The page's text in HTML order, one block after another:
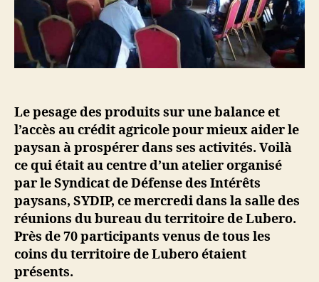
Le pesage des produits sur une balance et
l’accès au crédit agricole pour mieux aider le
paysan à prospérer dans ses activités. Voilà
ce qui était au centre d’un atelier organisé
par le Syndicat de Défense des Intérêts
paysans, SYDIP, ce mercredi dans la salle des
réunions du bureau du territoire de Lubero.
Près de 70 participants venus de tous les
coins du territoire de Lubero étaient
présents.